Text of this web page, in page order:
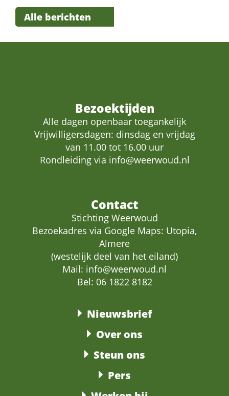
Alle berichten
Bezoektijden
Alle dagen openbaar toegankelijk
Vrijwilligersdagen: dinsdag en vrijdag
van 11.00 tot 16.00 uur
Rondleiding via info@weerwoud.nl
Contact
Stichting Weerwoud
Bezoekadres via Google Maps: Utopia,
Almere
(westelijk deel van het eiland)
Mail: info@weerwoud.nl
Bel: 06 1822 8182
Nieuwsbrief
Over ons
Steun ons
Pers